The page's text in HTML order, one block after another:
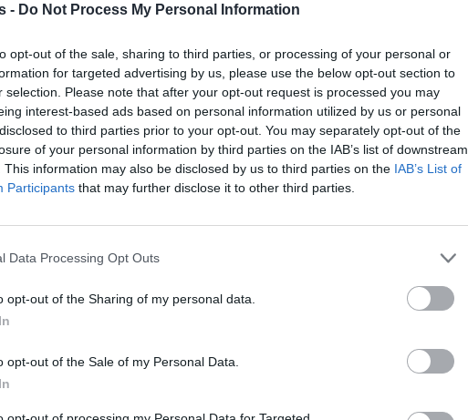
- Do Not Process My Personal Information
opt-out of the sale, sharing to third parties, or processing of your personal or
for targeted advertising by us, please use the below opt-out section to
selection. Please note that after your opt-out request is processed you may
interest-based ads based on personal information utilized by us or personal
to third parties prior to your opt-out. You may separately opt-out of the
of your personal information by third parties on the IAB’s list of downstream
This information may also be disclosed by us to third parties on the IAB’s List of
Participants that may further disclose it to other third parties.
Data Processing Opt Outs
opt-out of the Sharing of my personal data.
opt-out of the Sale of my Personal Data.
είναι τα
The Ellinikon: Βήματα προόδου
χρονοδιάγραμμα των έργων